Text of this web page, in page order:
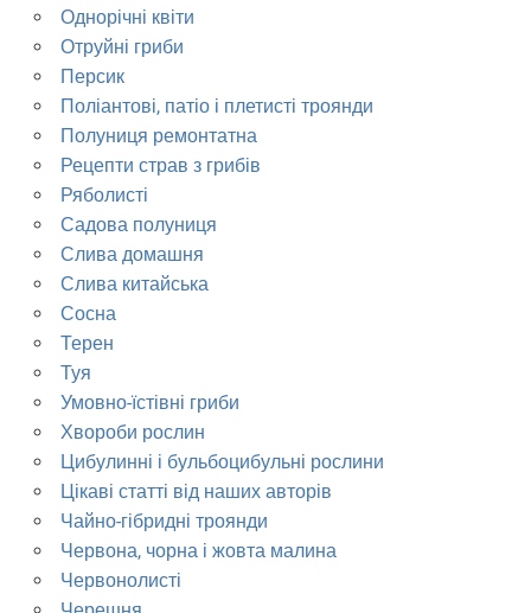
Однорічні квіти
Отруйні гриби
Персик
Поліантові, патіо і плетисті троянди
Полуниця ремонтатна
Рецепти страв з грибів
Ряболисті
Садова полуниця
Слива домашня
Слива китайська
Сосна
Терен
Туя
Умовно-їстівні гриби
Хвороби рослин
Цибулинні і бульбоцибульні рослини
Цікаві статті від наших авторів
Чайно-гібридні троянди
Червона, чорна і жовта малина
Червонолисті